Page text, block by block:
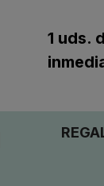
1 uds.